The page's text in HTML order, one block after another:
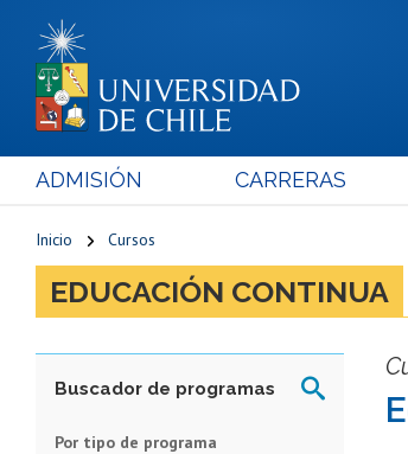
ADMISIÓN CARRERAS
Inicio Cursos
EDUCACIÓN CONTINUA
Por tipo de programa